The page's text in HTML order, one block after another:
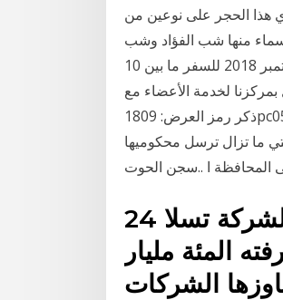
هذا الحجر على نوعين من
منها شب الفؤاد وشب
الصرافة، حيث إنه عند اتحاد كل من الاسم الأول الاسم للجوّال بين 10 و 18 سبتمبر 2018 للسفر ما بين 10
بمركزنا لخدمة الأعضاء مع
ذكر رمز العرض: 1809pc054 الناصرية/ محمد العمري يمثل الاكتظاظ داخل سجون محافظة ذي قار، مسألة
ما تزال ترسل محكوميها
24 كانون الثاني (يناير) 2020 القيمة السوقية لشركة تسلا
المئة مليار
الشركات